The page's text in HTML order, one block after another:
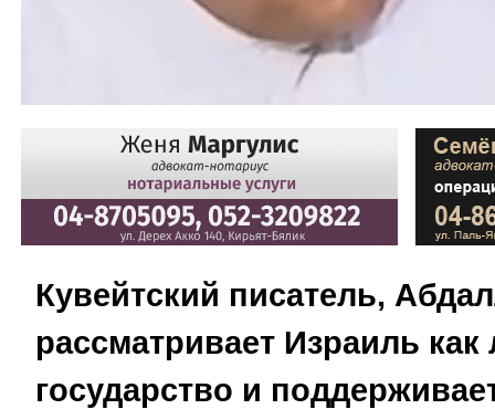
Кувейтский писатель,
рассматривает Израиль как
государство и